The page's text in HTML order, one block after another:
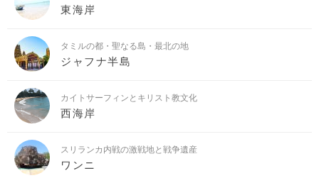
東海岸
タミルの都・聖なる島・最北の地
ジャフナ半島
カイトサーフィンとキリスト教文化
西海岸
スリランカ内戦の激戦地と戦争遺産
ワンニ